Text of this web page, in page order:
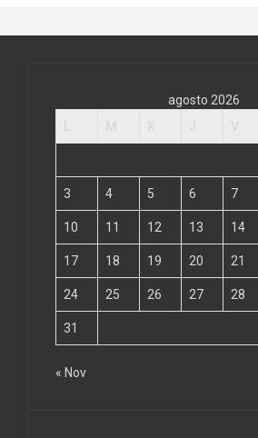
agosto 2026
3 4 5 6 7
10 11 12 13 14
17 18 19 20 21
24 25 26 27 28
31
« Nov